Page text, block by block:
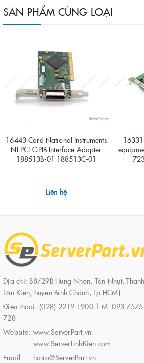
SẢN PHẨM CÙNG LOẠI
16443 Card National Instruments
NI PCI-GPIB Interface Adapter
188513B-01 188513C-01
Liên hệ
Địa chỉ: B8/29B Hưng Nhơn, Tân Nhựt,
Tân Kiên, huyện Bình Chánh, Tp.HCM)
Điện thoại: (028) 2219 1900 | M: 093
728
Website: www.ServerPart.vn
www.ServerLinhKien.com
Email:
hotro@ServerPart.vn